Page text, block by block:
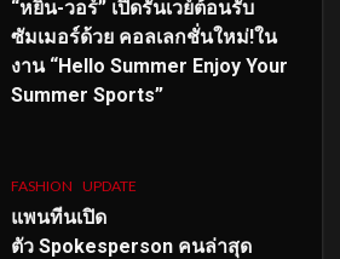
“หยิ่น-วอร์” เปิดรันเวย์ต้อนรับ
ซัมเมอร์ด้วย คอลเลกชั่นใหม่!ใน
งาน “Hello Summer Enjoy Your
Summer Sports”
FASHION UPDATE
แพนทีนเปิด
ตัว Spokesperson คนล่าสุด